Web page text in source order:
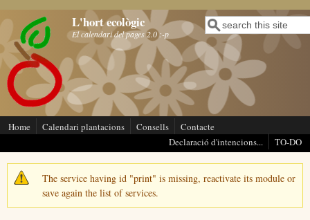
Vés al contingut L'hort ecològic
El calendari del pages 2.0 :-p Formulari de cerca
Cerca
Home Calendari plantacions Consells
Contacte
Declaració d'intencions...
TO-DO
Missatge d'avís
The service having id "print" is missing, reactivate its module or
save again the list of services.